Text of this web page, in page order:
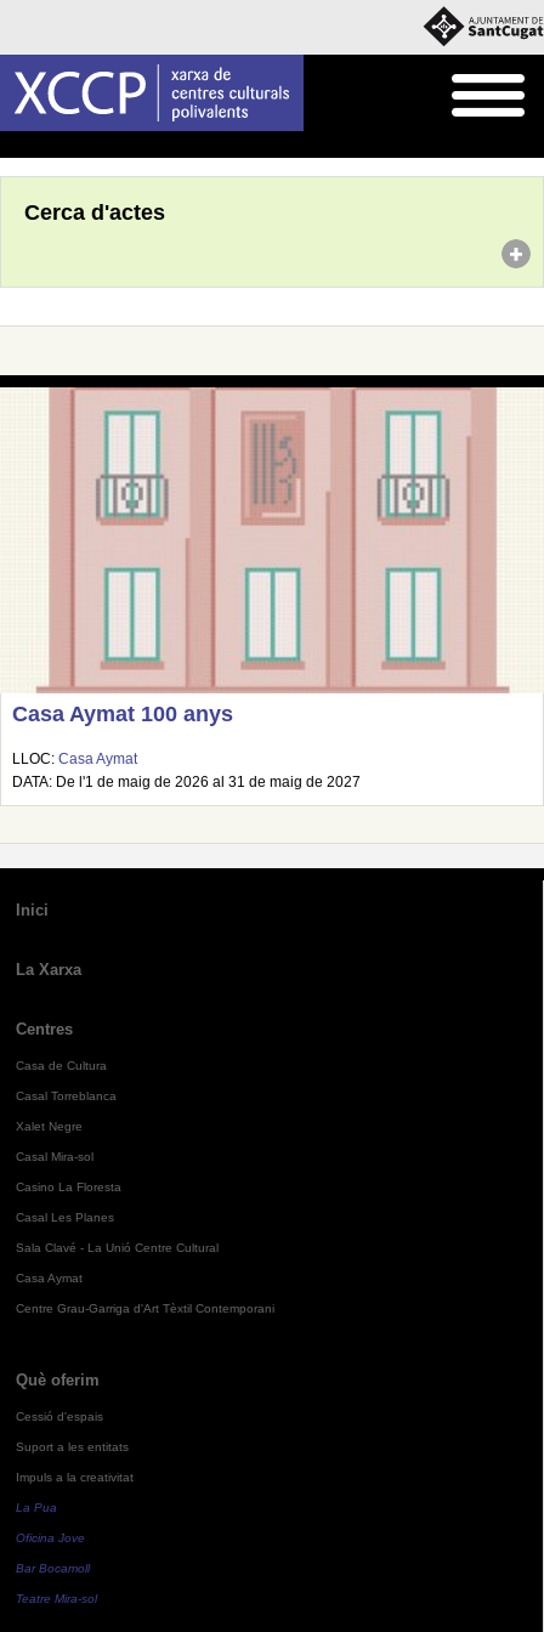
Cerca d'actes
Casa Aymat 100 anys
LLOC: Casa Aymat
DATA: De l'1 de maig de 2026 al 31 de maig de 2027
Inici
La Xarxa
Centres
Casa de Cultura
Casal Torreblanca
Xalet Negre
Casal Mira-sol
Casino La Floresta
Casal Les Planes
Sala Clavé - La Unió Centre Cultural
Casa Aymat
Centre Grau-Garriga d'Art Tèxtil Contemporani
Què oferim
Cessió d'espais
Suport a les entitats
Impuls a la creativitat
La Pua
Oficina Jove
Bar Bocamoll
Teatre Mira-sol